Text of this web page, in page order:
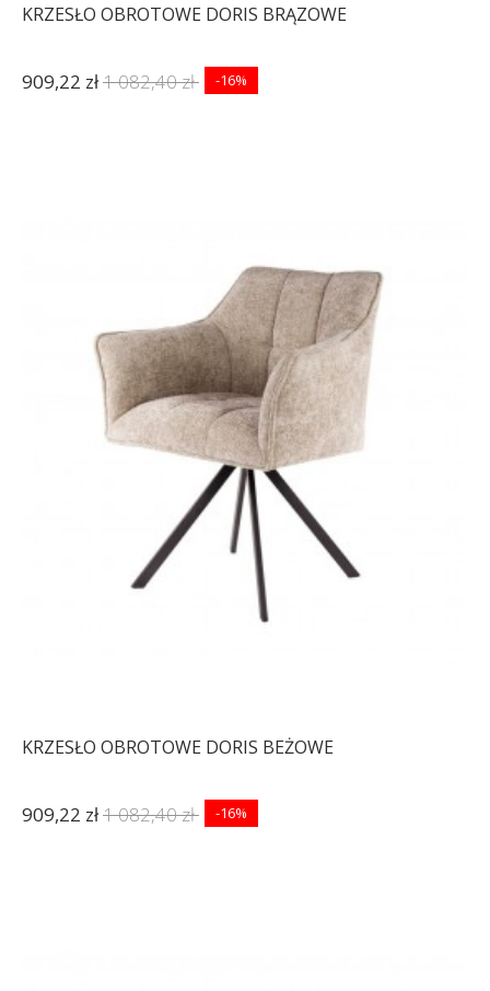
KRZESŁO OBROTOWE DORIS BRĄZOWE
909,22 zł1 082,40 zł -16%
KRZESŁO OBROTOWE DORIS BEŻOWE
909,22 zł1 082,40 zł -16%